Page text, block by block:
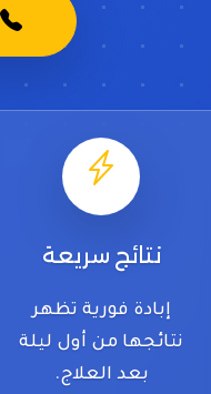
نتائج سريعة
إبادة فورية تظهر
نتائجها من أول ليلة
بعد العلاج.